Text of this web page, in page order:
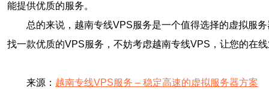
能提供优质的服务。
总的来说，越南专线VPS服务是一个值得选择的虚拟服
找一款优质的VPS服务，不妨考虑越南专线VPS，让您的在
来源： 越南专线VPS服务 – 稳定高速的虚拟服务器方案